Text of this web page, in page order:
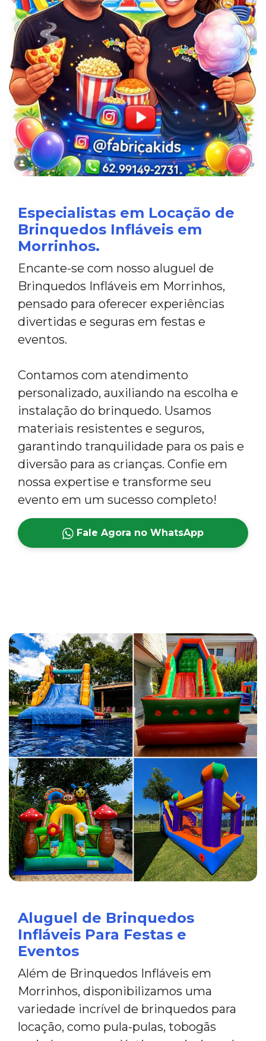
Especialistas em Locação de
Brinquedos Infláveis em
Morrinhos.
Encante-se com nosso aluguel de
Brinquedos Infláveis em Morrinhos,
pensado para oferecer experiências
divertidas e seguras em festas e
eventos.
Contamos com atendimento
personalizado, auxiliando na escolha e
instalação do brinquedo. Usamos
materiais resistentes e seguros,
garantindo tranquilidade para os pais e
diversão para as crianças. Confie em
nossa expertise e transforme seu
evento em um sucesso completo!
Fale Agora no WhatsApp
Aluguel de Brinquedos
Infláveis Para Festas e
Eventos
Além de Brinquedos Infláveis em
Morrinhos, disponibilizamos uma
variedade incrível de brinquedos para
locação, como pula-pulas, tobogãs